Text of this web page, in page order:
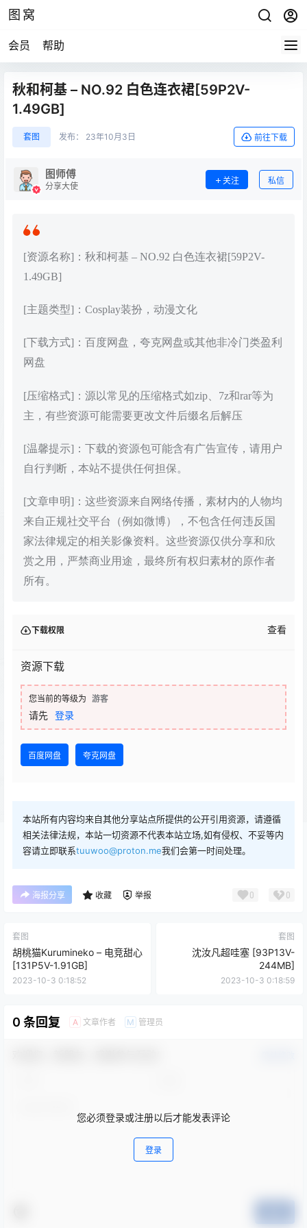
图窝
会员 帮助
秋和柯基 – NO.92 白色连衣裙[59P2V-
1.49GB]
套图 发布： 23年10月3日 前往下载
图师傅
分享大使
关注 私信
[资源名称]：秋和柯基 – NO.92 白色连衣裙[59P2V-
1.49GB]
[主题类型]：Cosplay装扮，动漫文化
[下载方式]：百度网盘，夸克网盘或其他非冷门类盈利
网盘
[压缩格式]：源以常见的压缩格式如zip、7z和rar等为
主，有些资源可能需要更改文件后缀名后解压
[温馨提示]：下载的资源包可能含有广告宣传，请用户
自行判断，本站不提供任何担保。
[文章申明]：这些资源来自网络传播，素材内的人物均
来自正规社交平台（例如微博），不包含任何违反国
家法律规定的相关影像资料。这些资源仅供分享和欣
赏之用，严禁商业用途，最终所有权归素材的原作者
所有。
下载权限 查看
资源下载
您当前的等级为 游客
请先 登录
百度网盘 夸克网盘
本站所有内容均来自其他分享站点所提供的公开引用资源，请遵循
相关法律法规，本站一切资源不代表本站立场,如有侵权、不妥等内
容请立即联系tuuwoo@proton.me我们会第一时间处理。
海报分享 收藏 举报 0 0
套图
胡桃猫Kurumineko – 电竞甜心
[131P5V-1.91GB]
2023-10-3 0:18:52
套图
沈汝凡超哇塞 [93P13V-
244MB]
2023-10-3 0:18:59
0 条回复 A 文章作者 M 管理员
您必须登录或注册以后才能发表评论
登录